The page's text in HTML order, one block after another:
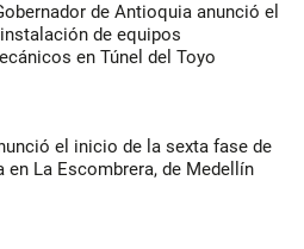
de Antioquia anunció el
de equipos
en Túnel del Toyo
el inicio de la sexta fase de
en La Escombrera, de Medellín